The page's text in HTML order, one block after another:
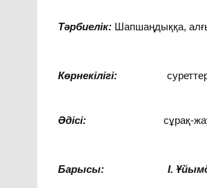
Тәрбиелік: Шапшаңдыққа,
Көрнекілігі: суреттер,
Әдісі: сұрақ-жауап,
Барысы: І.